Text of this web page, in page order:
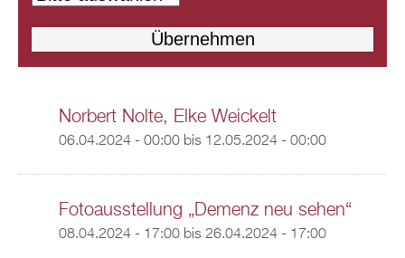
Norbert Nolte, Elke Weickelt
06.04.2024 - 00:00bis 12.05.2024 - 00:00
Fotoausstellung „Demenz neu sehen“
08.04.2024 - 17:00bis 26.04.2024 - 17:00